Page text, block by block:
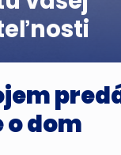
dom